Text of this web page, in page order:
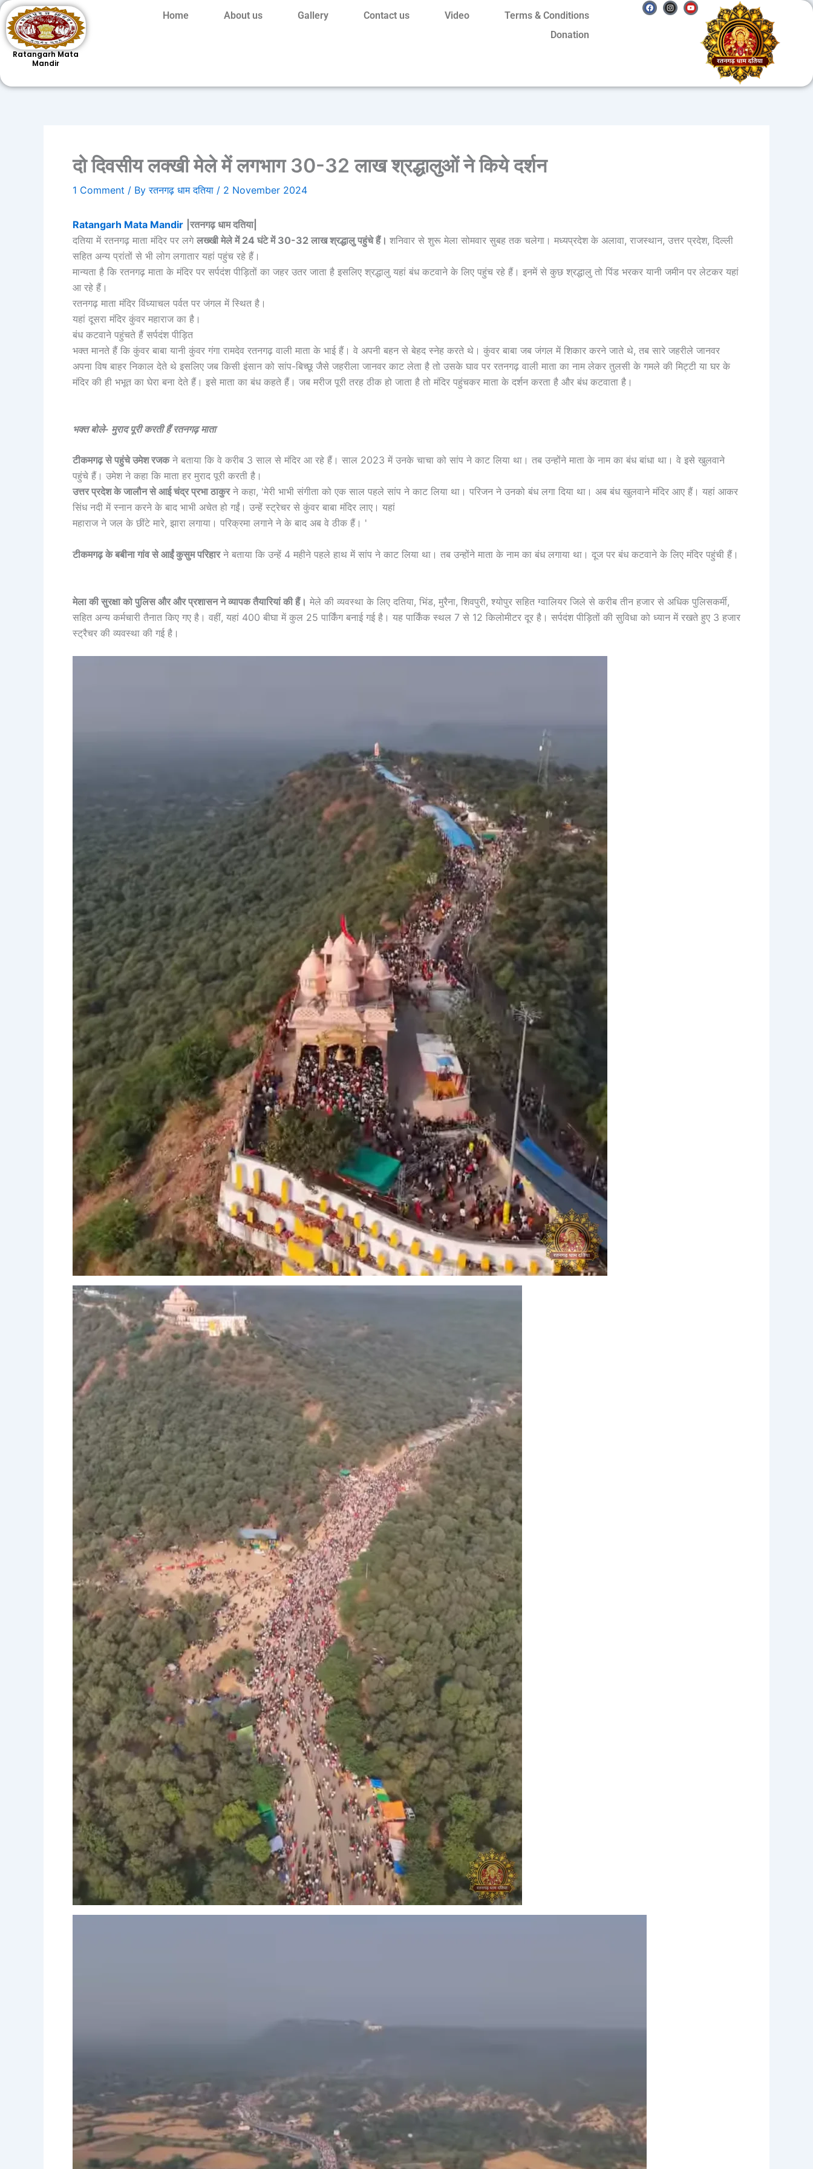
Skip
to
content
Ratangarh Mata
Mandir
Home About us Gallery Contact us Video
Terms & Conditions
Donation
FacebookInstagramYoutube
दो दिवसीय लक्खी मेले में लगभाग 30-32 लाख श्रद्धालुओं ने किये दर्शन
1 Comment / Byरतनगढ़ धाम दतिया / 2 November 2024
Ratangarh Mata Mandir |रतनगढ़ धाम दतिया|
दतिया में रतनगढ़ माता मंदिर पर लगे लख्खी मेले में 24 घंटे में 30-32 लाख श्रद्धालु पहुंचे हैं। शनिवार से शुरू मेला सोमवार सुबह तक चलेगा। मध्यप्रदेश के अलावा, राजस्थान, उत्तर प्रदेश, दिल्ली
सहित अन्य प्रांतों से भी लोग लगातार यहां पहुंच रहे हैं।
मान्यता है कि रतनगढ़ माता के मंदिर पर सर्पदंश पीड़ितों का जहर उतर जाता है इसलिए श्रद्धालु यहां बंध कटवाने के लिए पहुंच रहे हैं। इनमें से कुछ श्रद्धालु तो पिंड भरकर यानी जमीन पर लेटकर यहां
आ रहे हैं।
रतनगढ़ माता मंदिर विंध्याचल पर्वत पर जंगल में स्थित है।
यहां दूसरा मंदिर कुंवर महाराज का है।
बंध कटवाने पहुंचते हैं सर्पदंश पीड़ित
भक्त मानते हैं कि कुंवर बाबा यानी कुंवर गंगा रामदेव रतनगढ़ वाली माता के भाई हैं। वे अपनी बहन से बेहद स्नेह करते थे। कुंवर बाबा जब जंगल में शिकार करने जाते थे, तब सारे जहरीले जानवर
अपना विष बाहर निकाल देते थे इसलिए जब किसी इंसान को सांप-बिच्छू जैसे जहरीला जानवर काट लेता है तो उसके घाव पर रतनगढ़ वाली माता का नाम लेकर तुलसी के गमले की मिट्टी या घर के
मंदिर की ही भभूत का घेरा बना देते हैं। इसे माता का बंध कहते हैं। जब मरीज पूरी तरह ठीक हो जाता है तो मंदिर पहुंचकर माता के दर्शन करता है और बंध कटवाता है।
भक्त बोले- मुराद पूरी करती हैं रतनगढ़ माता
टीकमगढ़ से पहुंचे उमेश रजकने बताया कि वे करीब 3 साल से मंदिर आ रहे हैं। साल 2023 में उनके चाचा को सांप ने काट लिया था। तब उन्होंने माता के नाम का बंध बांधा था। वे इसे खुलवाने
पहुंचे हैं। उमेश ने कहा कि माता हर मुराद पूरी करती है।
उत्तर प्रदेश के जालौन से आई चंद्र प्रभा ठाकुरने कहा, 'मेरी भाभी संगीता को एक साल पहले सांप ने काट लिया था। परिजन ने उनको बंध लगा दिया था। अब बंध खुलवाने मंदिर आए हैं। यहां आकर
सिंध नदी में स्नान करने के बाद भाभी अचेत हो गईं। उन्हें स्ट्रेचर से कुंवर बाबा मंदिर लाए। यहां
महाराज ने जल के छींटे मारे, झारा लगाया। परिक्रमा लगाने ने के बाद अब वे ठीक हैं। '
टीकमगढ़ के बबीना गांव से आईं कुसुम परिहारने बताया कि उन्हें 4 महीने पहले हाथ में सांप ने काट लिया था। तब उन्होंने माता के नाम का बंध लगाया था। दूज पर बंध कटवाने के लिए मंदिर पहुंची हैं।
मेला की सुरक्षा को पुलिस और और प्रशासन ने व्यापक तैयारियां की हैं। मेले की व्यवस्था के लिए दतिया, भिंड, मुरैना, शिवपुरी, श्योपुर सहित ग्वालियर जिले से करीब तीन हजार से अधिक पुलिसकर्मी,
सहित अन्य कर्मचारी तैनात किए गए है। वहीं, यहां 400 बीघा में कुल 25 पार्किंग बनाई गई है। यह पार्किंक स्थल 7 से 12 किलोमीटर दूर है। सर्पदंश पीड़ितों की सुविधा को ध्यान में रखते हुए 3 हजार
स्ट्रैचर की व्यवस्था की गई है।